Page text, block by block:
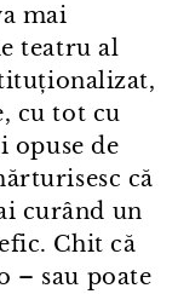
mai
teatru al
cu tot cu
opuse de
că
curând un
Chit că
– sau poate